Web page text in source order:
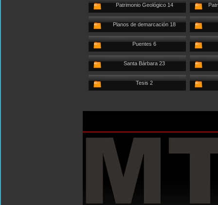
Patrimonio Geológico 14
Planos de demarcación 18
Puentes 6
Santa Bárbara 23
Tesis 2